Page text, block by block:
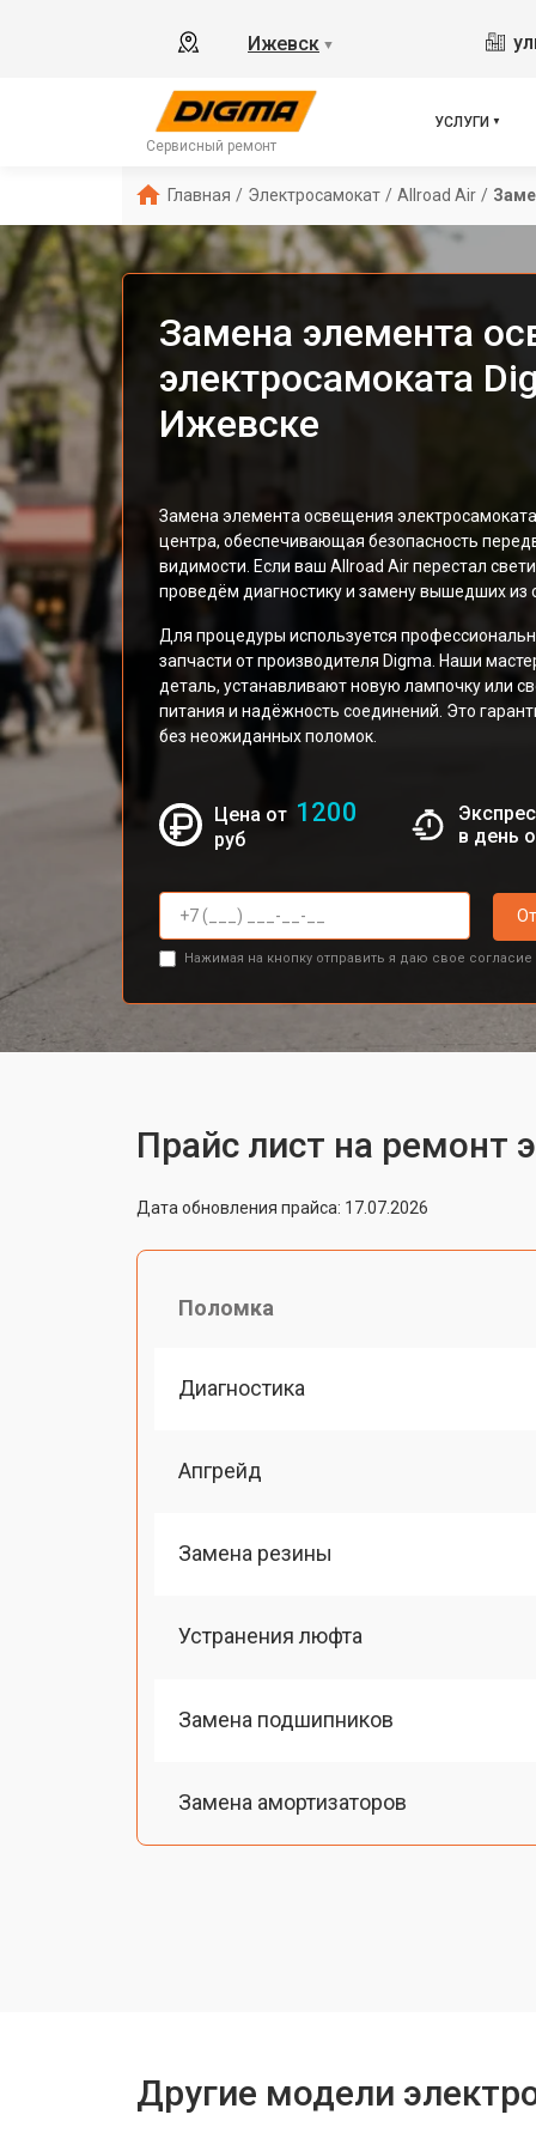
Ижевск ▼
Сервисный ремонт
УСЛУГИ
Главная / Электросамокат / Allroad Air /
Замена элемента
электросамоката
Ижевске
Замена элемента освещения
центра, обеспечивающая безопасность
видимости. Если ваш Allroad Air перестал
проведём диагностику и замену вышедших из
Для процедуры используется
запчасти от производителя Digma. Наши
деталь, устанавливают новую лампочку или
питания и надёжность соединений. Это
без неожиданных поломок.
Цена от 1200
руб
в день
Нажимая на кнопку отправить я даю свое
Прайс лист на ремонт
Дата обновления прайса: 17.07.2026
Поломка
Диагностика
Апгрейд
Замена резины
Устранения люфта
Замена подшипников
Замена амортизаторов
Другие модели